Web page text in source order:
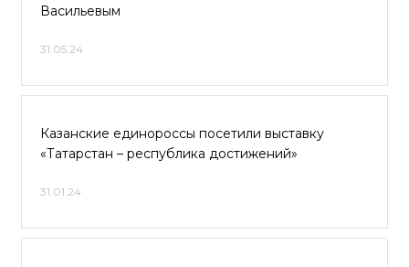
Васильевым
31.05.24
Казанские единороссы посетили выставку
«Татарстан – республика достижений»
31.01.24